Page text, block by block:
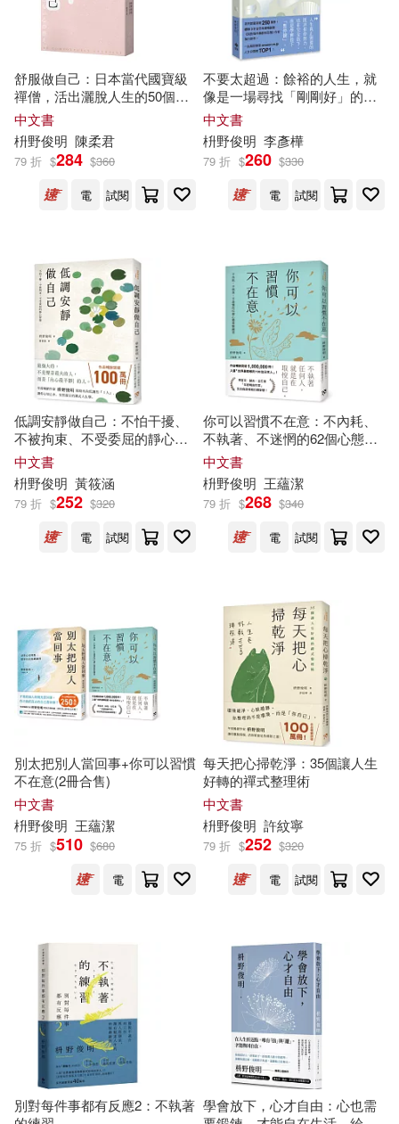
光文社(1) 北京大學出版社(1)
印刷工業出版社(1)
同心出版社(1) 新自然主義(1)
民主與建設出版社(1)
江蘇科學技術出版社(1)
江蘇鳳凰科學技術出版社(1)
河出書房新社(1) 臉譜(1)
野人(1)
電子書
適合手機平板閱讀(22)
適合平板閱讀(1)
現在可購買商品(62)
作者/演唱/譯/編/繪(104)
價格
範圍
舒服做自己：日本當代國寶級
禪僧，活出灑脫人生的50個禪
練習
中文書
枡野俊明 陳柔君
79 折 $284 $360
電
試閱
不要太超過：餘裕的人生，就
像是一場尋找「剛剛好」的旅
程——重新找回內心平衡的禪
練習
中文書
枡野俊明 李彥樺
79 折 $260 $330
電
試閱
低調安靜做自己：不怕干擾、
不被拘束、不受委屈的靜心智
慧
中文書
枡野俊明 黃筱涵
79 折 $252 $320
電
試閱
你可以習慣不在意：不內耗、
不執著、不迷惘的62個心態重
整練習
中文書
枡野俊明 王蘊潔
79 折 $268 $340
電
試閱
別太把別人當回事+你可以習慣
不在意(2冊合售)
中文書
枡野俊明 王蘊潔
75 折 $510 $680
電
每天把心掃乾淨：35個讓人生
好轉的禪式整理術
中文書
枡野俊明 許紋寧
79 折 $252 $320
電
試閱
別對每件事都有反應2：不執著 學會放下，心才自由：心也需